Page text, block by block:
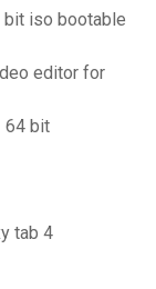
bit iso bootable
editor for
64 bit
tab 4